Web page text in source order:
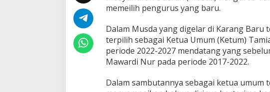
d
C
P
e
r
i
d
e
memeilih pengurus yang baru.
Dalam Musda yang digelar di Karang Baru
terpilih sebagai Ketua Umum (Ketum)
periode 2022-2027 mendatang yang
Mawardi Nur pada periode 2017-2022.
Dalam sambutannya sebagai ketua umum